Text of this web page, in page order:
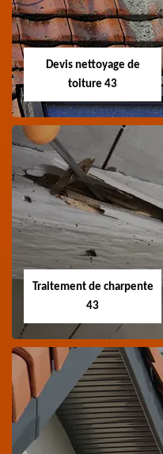
Entreprise recherche
fuite de toiture 43
Devis nettoyage de
toiture 43
Devis nettoyage de
toiture 43
Devis nettoyage de
toiture 43 Haute-Loire
Traitement de charpente
43
Traitement de
charpente 43